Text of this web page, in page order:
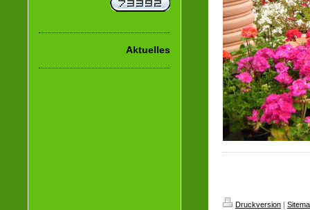
Aktuelles
Druckversion |